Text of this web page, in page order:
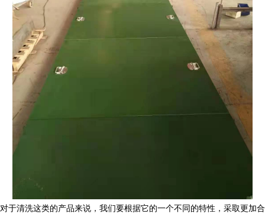
对于清洗这类的产品来说，我们要根据它的一个不同的特性，采取更加合